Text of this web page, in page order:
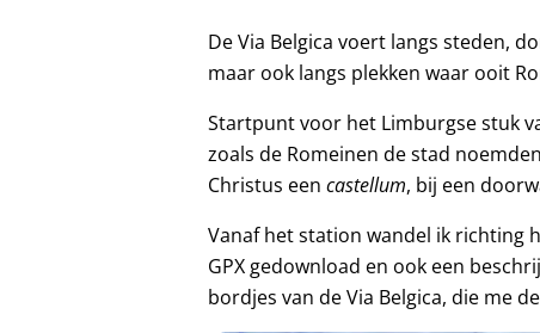
De Via Belgica voert langs steden,
maar ook langs plekken waar ooit
Startpunt voor het Limburgse stuk
zoals de Romeinen de stad
Christus eencastellum, bij een
Vanaf het station wandel ik richting
GPX gedownload en ook een
bordjes van de Via Belgica, die me